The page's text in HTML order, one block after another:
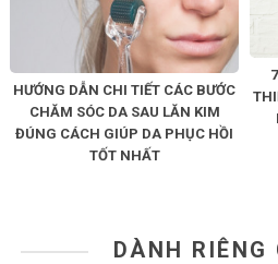
HƯỚNG DẪN CHI TIẾT CÁC BƯỚC
CHĂM SÓC DA SAU LĂN KIM
ĐÚNG CÁCH GIÚP DA PHỤC HỒI
TỐT NHẤT
DÀNH RIÊNG